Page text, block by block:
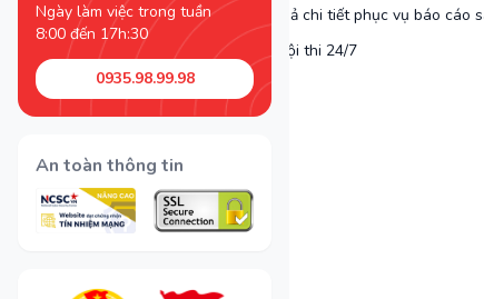
Ngày làm việc trong tuần
8:00 đến 17h:30
0935.98.99.98
An toàn thông tin
Thống kê, phân tích kết quả chi tiết phục vụ báo cáo
Tư vấn & hỗ trợ kỹ thuật hội thi 24/7
Trải nghiệm ngay
Các cuộc thi lớn